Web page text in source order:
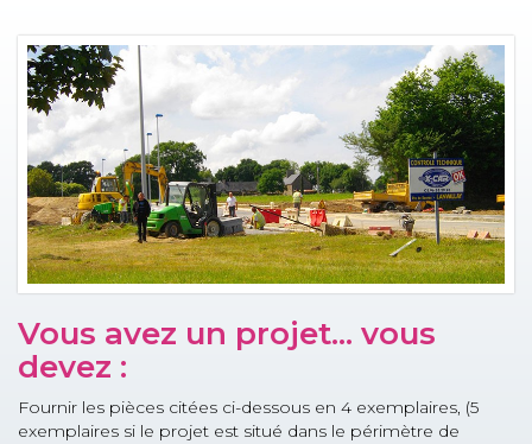
Vous avez un projet... vous
devez :
Fournir les pièces citées ci-dessous en 4 exemplaires, (5
exemplaires si le projet est situé dans le périmètre de